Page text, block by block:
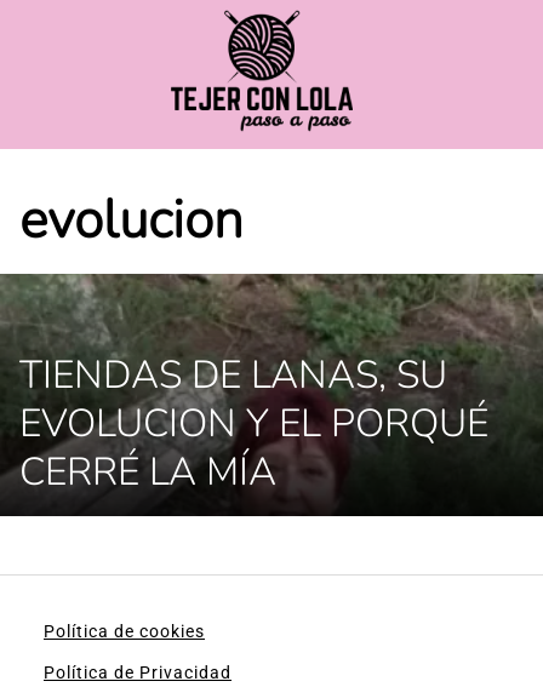
evolucion
TIENDAS DE LANAS, SU
EVOLUCION Y EL PORQUÉ
CERRÉ LA MÍA
Política de cookies
Política de Privacidad